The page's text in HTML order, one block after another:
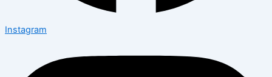
Instagram